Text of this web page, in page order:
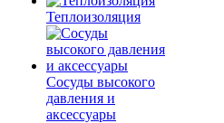
Теплоизоляция
Сосуды высокого
давления и
аксессуары